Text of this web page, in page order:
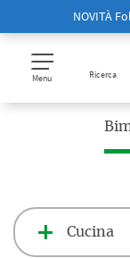
NOVITÀ
Menu Ricerca
Cucina